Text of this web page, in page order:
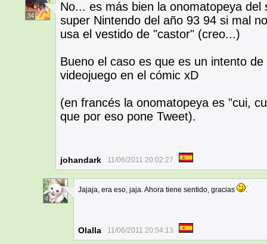
34
No... es más bien la onomatopeya
super Nintendo del año 93 94 si mal
usa el vestido de "castor" (creo...)
Bueno el caso es que es un intento
videojuego en el cómic xD
(en francés la onomatopeya es "cui,
que por eso pone Tweet).
johandark 11/06/2011 20:02:27
4
Jajaja, era eso, jaja. Ahora tiene sentido, gracias .
Olalla 11/06/2011 20:54:13